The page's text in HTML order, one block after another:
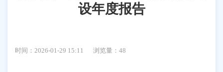
设年度报告
时间：2026-01-29 15:11 浏览量：48